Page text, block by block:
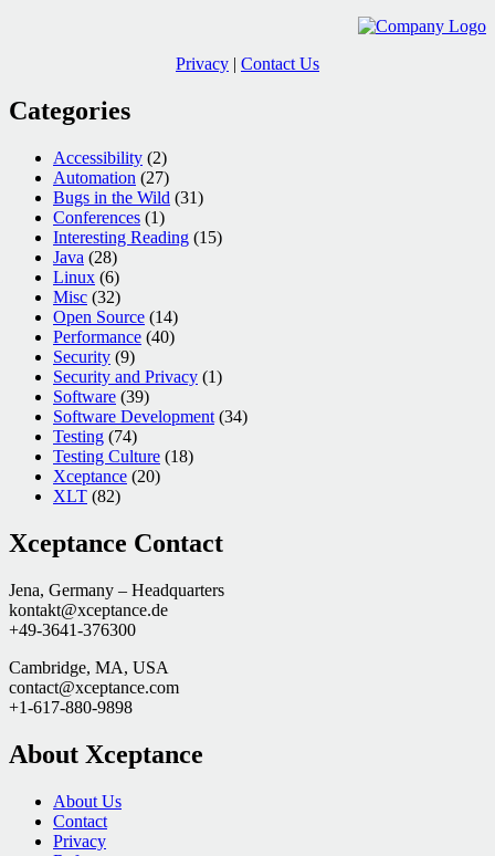
Privacy | Contact Us
Categories
Accessibility (2)
Automation (27)
Bugs in the Wild (31)
Conferences (1)
Interesting Reading (15)
Java (28)
Linux (6)
Misc (32)
Open Source (14)
Performance (40)
Security (9)
Security and Privacy (1)
Software (39)
Software Development (34)
Testing (74)
Testing Culture (18)
Xceptance (20)
XLT (82)
Xceptance Contact
Jena, Germany – Headquarters
kontakt@xceptance.de
+49-3641-376300
Cambridge, MA, USA
contact@xceptance.com
+1-617-880-9898
About Xceptance
About Us
Contact
Privacy